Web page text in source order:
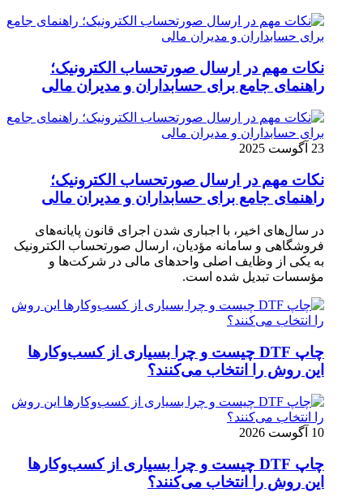
نکات مهم در ارسال صورتحساب الکترونیک؛
راهنمای جامع برای حسابداران و مدیران مالی
23 آگوست 2025
نکات مهم در ارسال صورتحساب الکترونیک؛
راهنمای جامع برای حسابداران و مدیران مالی
در سال‌های اخیر، با اجباری شدن اجرای قانون پایانه‌های
فروشگاهی و سامانه مؤدیان، ارسال صورتحساب الکترونیک
به یکی از وظایف اصلی واحدهای مالی در شرکت‌ها و
مؤسسات تبدیل شده است.
چاپ DTF چیست و چرا بسیاری از کسب‌وکارها
این روش را انتخاب می‌کنند؟
10 آگوست 2026
چاپ DTF چیست و چرا بسیاری از کسب‌وکارها
این روش را انتخاب می‌کنند؟